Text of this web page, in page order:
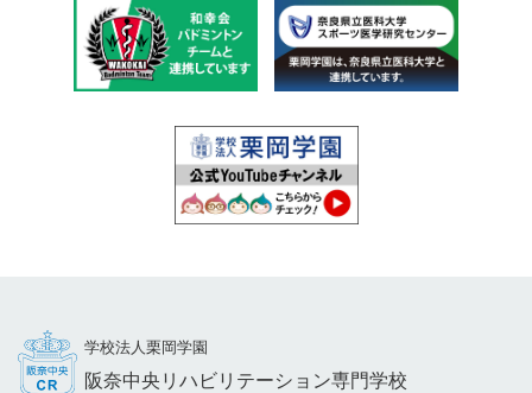
学校法人栗岡学園
阪奈中央リハビリテーション専門学校